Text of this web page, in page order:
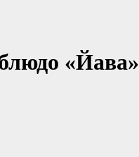
«Йава»